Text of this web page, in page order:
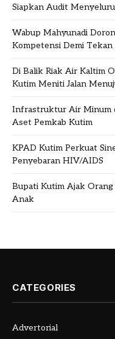
Siapkan Audit
Wabup Mahyunadi
Kompetensi Demi
Di Balik Riak Air Kaltim
Kutim Meniti Jalan
Infrastruktur Air Minum
Aset Pemkab Kutim
KPAD Kutim Perkuat
Penyebaran HIV/AIDS
Bupati Kutim Ajak
Anak
CATEGORIES
Advertorial